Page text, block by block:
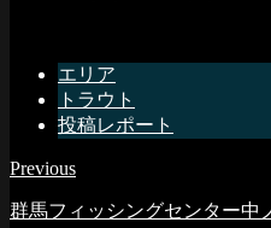
エリア
トラウト
投稿レポート
Previous
群馬フィッシングセンター中